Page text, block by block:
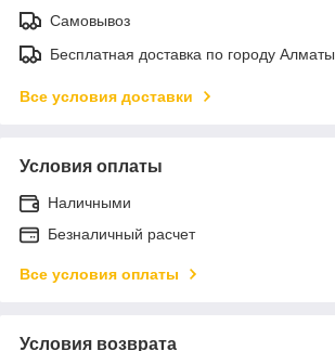
Самовывоз
Бесплатная доставка по городу Алматы
Все условия доставки
Условия оплаты
Наличными
Безналичный расчет
Все условия оплаты
Условия возврата